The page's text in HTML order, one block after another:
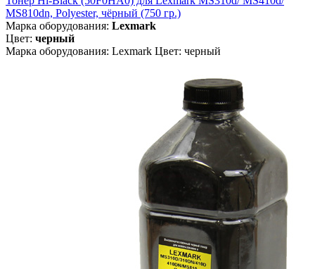
MS810dn, Polyester, чёрный (750 гр.)
Марка оборудования: Lexmark
Цвет: черный
Марка оборудования: Lexmark Цвет: черный